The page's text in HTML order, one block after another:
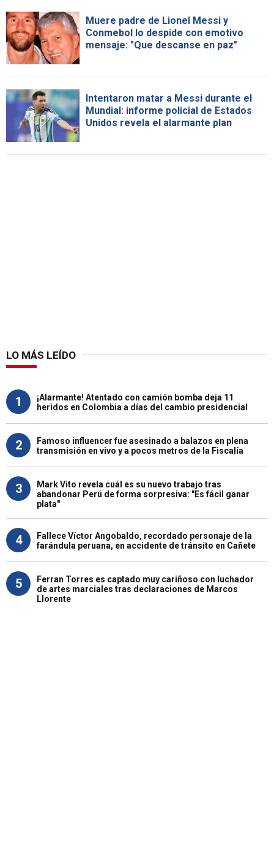
Muere padre de Lionel Messi y
Conmebol lo despide con emotivo
mensaje: "Que descanse en paz"
Intentaron matar a Messi durante el
Mundial: informe policial de Estados
Unidos revela el alarmante plan
LO MÁS LEÍDO
1
¡Alarmante! Atentado con camión bomba deja 11
heridos en Colombia a días del cambio presidencial
2
Famoso influencer fue asesinado a balazos en plena
transmisión en vivo y a pocos metros de la Fiscalía
3
Mark Vito revela cuál es su nuevo trabajo tras
abandonar Perú de forma sorpresiva: "Es fácil ganar
plata"
4
Fallece Víctor Angobaldo, recordado personaje de la
farándula peruana, en accidente de tránsito en Cañete
5
Ferran Torres es captado muy cariñoso con luchador
de artes marciales tras declaraciones de Marcos
Llorente